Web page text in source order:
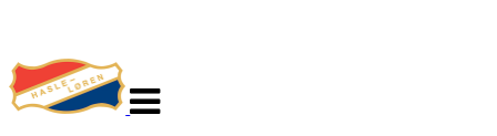
navigasjon